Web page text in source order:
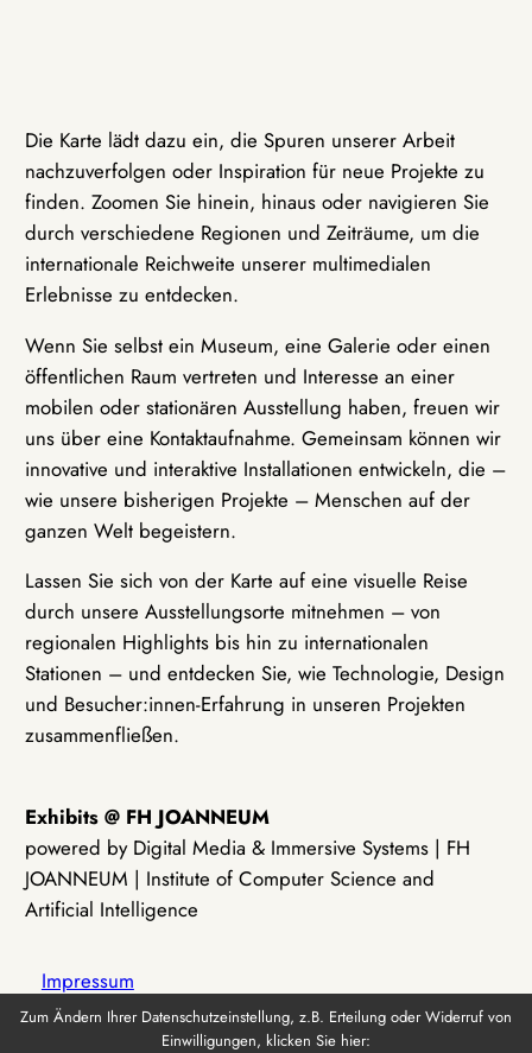
Die Karte lädt dazu ein, die Spuren unserer Arbeit
nachzuverfolgen oder Inspiration für neue Projekte zu
finden. Zoomen Sie hinein, hinaus oder navigieren Sie
durch verschiedene Regionen und Zeiträume, um die
internationale Reichweite unserer multimedialen
Erlebnisse zu entdecken.
Wenn Sie selbst ein Museum, eine Galerie oder einen
öffentlichen Raum vertreten und Interesse an einer
mobilen oder stationären Ausstellung haben, freuen wir
uns über eine Kontaktaufnahme. Gemeinsam können wir
innovative und interaktive Installationen entwickeln, die –
wie unsere bisherigen Projekte – Menschen auf der
ganzen Welt begeistern.
Lassen Sie sich von der Karte auf eine visuelle Reise
durch unsere Ausstellungsorte mitnehmen – von
regionalen Highlights bis hin zu internationalen
Stationen – und entdecken Sie, wie Technologie, Design
und Besucher:innen-Erfahrung in unseren Projekten
zusammenfließen.
Exhibits @ FH JOANNEUM
powered by Digital Media & Immersive Systems | FH
JOANNEUM | Institute of Computer Science and
Artificial Intelligence
Impressum
Zum Ändern Ihrer Datenschutzeinstellung, z.B. Erteilung oder Widerruf von
Einwilligungen, klicken Sie hier: